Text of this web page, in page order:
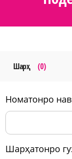
Шарҳ (0)
номатонро
шарҳатонро